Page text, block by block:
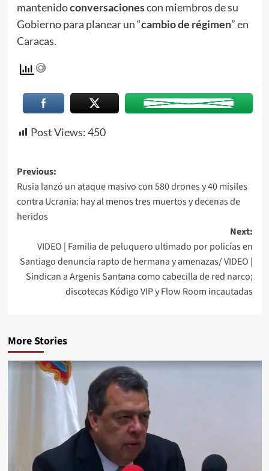
mantenidoconversacionescon miembros de su
Gobierno para planear un “cambio de régimen” en
Caracas.
Post Views:450
Previous:
Rusia lanzó un ataque masivo con 580 drones y 40 misiles
contra Ucrania: hay al menos tres muertos y decenas de
heridos
Next:
VIDEO | Familia de peluquero ultimado por policías en
Santiago denuncia rapto de hermana y amenazas/ VIDEO |
Sindican a Argenis Santana como cabecilla de red narco;
discotecas Kódigo VIP y Flow Room incautadas
More Stories